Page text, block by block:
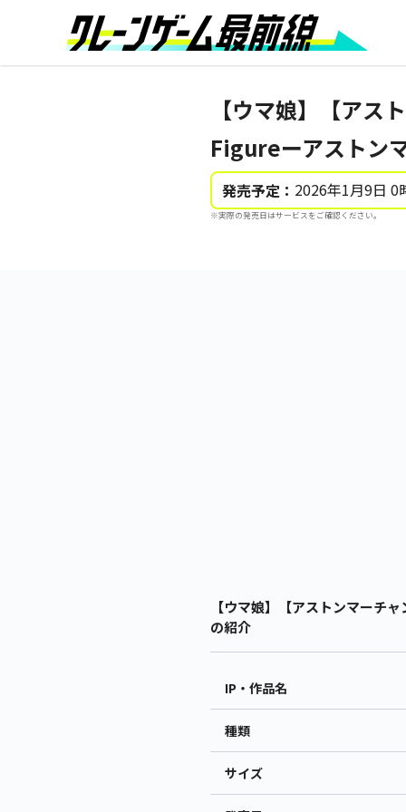
【ウマ娘】【ア
Figureーアストン
発売予定： 2026年1月9日 0
※実際の発売日はサービスをご確認ください。
【ウマ娘】【アストンマーチ
の紹介
IP・作品名
種類
サイズ